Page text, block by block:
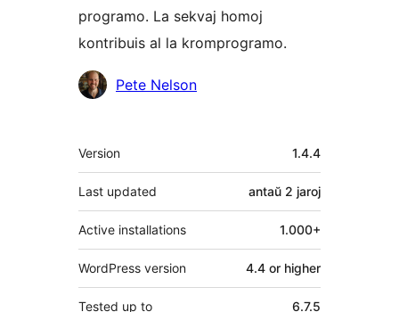
programo. La sekvaj homoj
kontribuis al la kromprogramo.
Kontribuantoj
Pete Nelson
Metadatumoj
Version 1.4.4
Last updated antaŭ 2 jaroj
Active installations 1.000+
WordPress version 4.4 or higher
Tested up to 6.7.5